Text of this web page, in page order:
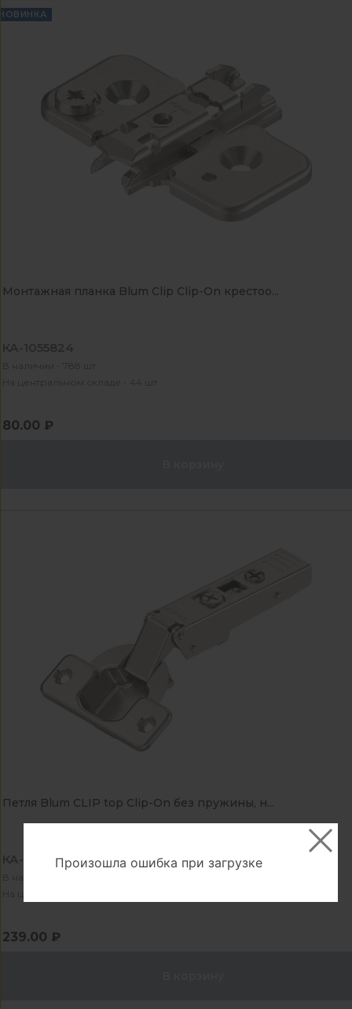
Монтажная планка Blum Clip Clip-On крестоо...
КА-1055824
В наличии - 788 шт
На центральном складе - 44 шт
80.00 ₽
Петля Blum CLIP top Clip-On без пружины, н...
КА-1060098
В наличии - 496 шт
На центральном складе - 16802 шт
239.00 ₽
Произошла ошибка при загрузке